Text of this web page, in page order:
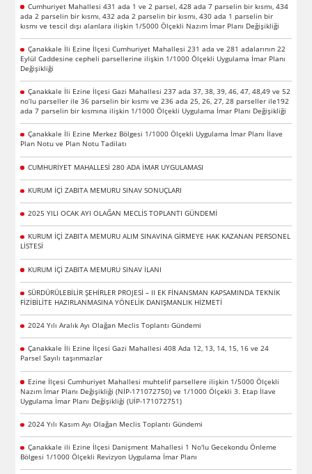
Cumhuriyet Mahallesi 431 ada 1 ve 2 parsel, 428 ada 7 parselin bir kısmı, 434
ada 2 parselin bir kısmı, 432 ada 2 parselin bir kısmı, 430 ada 1 parselin bir
kısmı ve tescil dışı alanlara ilişkin 1/5000 Ölçekli Nazım İmar Planı Değişikliği
Çanakkale İli Ezine İlçesi Cumhuriyet Mahallesi 231 ada ve 281 adalarının 22
Eylül Caddesine cepheli parsellerine ilişkin 1/1000 Ölçekli Uygulama İmar Planı
Değişikliği
Çanakkale İli Ezine İlçesi Gazi Mahallesi 237 ada 37, 38, 39, 46, 47, 48,49 ve 52
no’lu parseller ile 36 parselin bir kısmı ve 236 ada 25, 26, 27, 28 parseller ile192
ada 7 parselin bir kısmına ilişkin 1/1000 Ölçekli Uygulama İmar Planı Değişikliği
Çanakkale İli Ezine Merkez Bölgesi 1/1000 Ölçekli Uygulama İmar Planı İlave
Plan Notu ve Plan Notu Tadilatı
CUMHURİYET MAHALLESİ 280 ADA İMAR UYGULAMASI
KURUM İÇİ ZABITA MEMURU SINAV SONUÇLARI
2025 YILI OCAK AYI OLAĞAN MECLİS TOPLANTI GÜNDEMİ
KURUM İÇİ ZABITA MEMURU ALIM SINAVINA GİRMEYE HAK KAZANAN PERSONEL
LİSTESİ
KURUM İÇİ ZABITA MEMURU SINAV İLANI
SÜRDÜRÜLEBİLİR ŞEHİRLER PROJESİ – II EK FİNANSMAN KAPSAMINDA TEKNİK
FİZİBİLİTE HAZIRLANMASINA YÖNELİK DANIŞMANLIK HİZMETİ
2024 Yılı Aralık Ayı Olağan Meclis Toplantı Gündemi
Çanakkale İli Ezine İlçesi Gazi Mahallesi 408 Ada 12, 13, 14, 15, 16 ve 24
Parsel Sayılı taşınmazlar
Ezine İlçesi Cumhuriyet Mahallesi muhtelif parsellere ilişkin 1/5000 Ölçekli
Nazım İmar Planı Değişikliği (NİP-171072750) ve 1/1000 Ölçekli 3. Etap İlave
Uygulama İmar Planı Değişikliği (UİP-171072751)
2024 Yılı Kasım Ayı Olağan Meclis Toplantı Gündemi
Çanakkale ili Ezine İlçesi Danişment Mahallesi 1 No'lu Gecekondu Önleme
Bölgesi 1/1000 Ölçekli Revizyon Uygulama İmar Planı